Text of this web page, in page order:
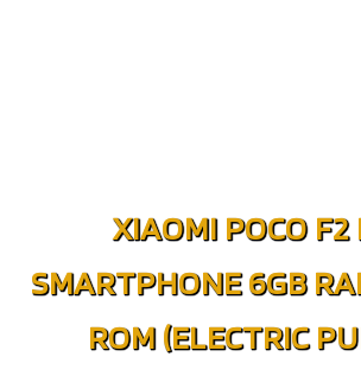
XIAOMI POCO F2
SMARTPHONE 6GB
ROM (ELECTRIC